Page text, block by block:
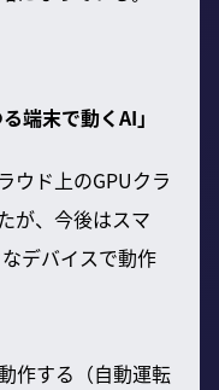
端末で動くAI」
ウド上のGPUクラ
が、今後はスマ
デバイスで動作
作する（自動運転